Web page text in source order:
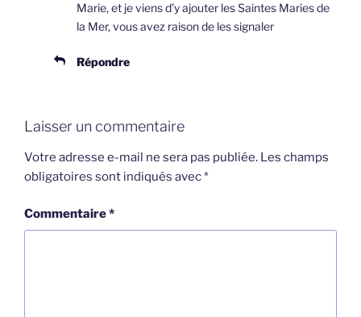
Marie, et je viens d’y ajouter les Saintes Maries de
la Mer, vous avez raison de les signaler
Répondre
Laisser un commentaire
Votre adresse e-mail ne sera pas publiée. Les champs
obligatoires sont indiqués avec*
Commentaire*